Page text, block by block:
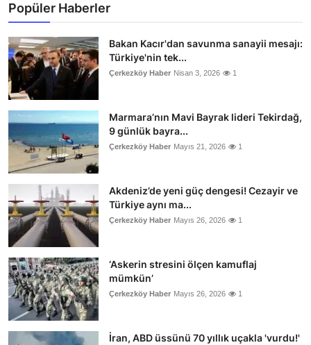
Popüler Haberler
Bakan Kacır'dan savunma sanayii mesajı:
Türkiye'nin tek...
Çerkezköy Haber Nisan 3, 2026 1
Marmara’nın Mavi Bayrak lideri Tekirdağ,
9 günlük bayra...
Çerkezköy Haber Mayıs 21, 2026 1
Akdeniz’de yeni güç dengesi! Cezayir ve
Türkiye aynı ma...
Çerkezköy Haber Mayıs 26, 2026 1
‘Askerin stresini ölçen kamuflaj
mümkün’
Çerkezköy Haber Mayıs 26, 2026 1
İran, ABD üssünü 70 yıllık uçakla 'vurdu!'